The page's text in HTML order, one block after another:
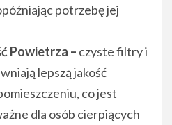
potrzebę jej
Powietrza – czyste filtry i
lepszą jakość
co jest
dla osób cierpiących